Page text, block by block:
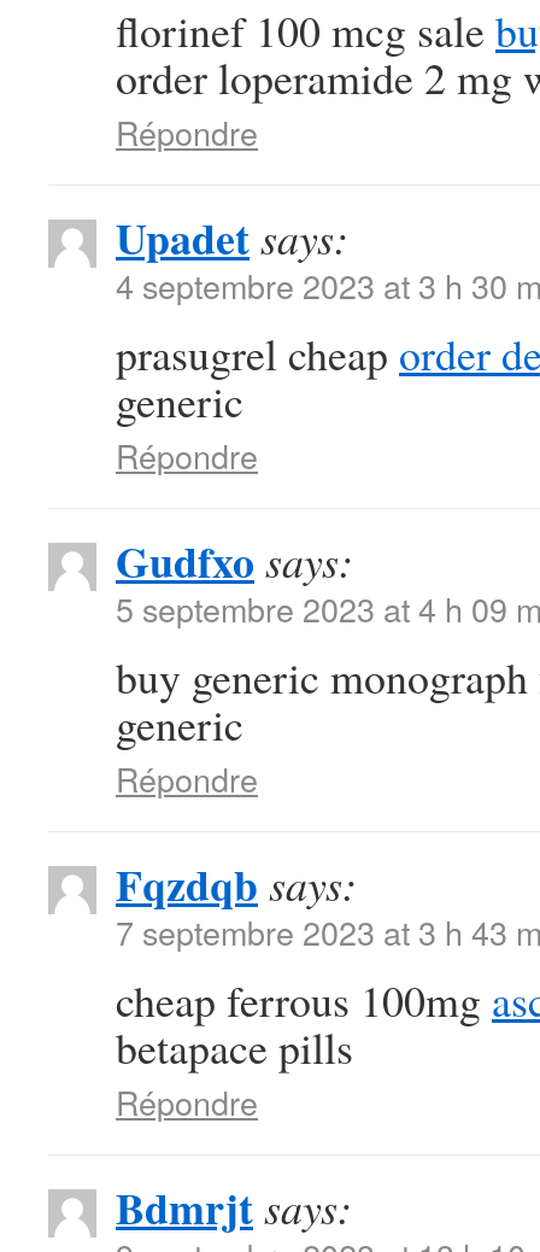
florinef 100 mcg sale
order loperamide 2 mg
Répondre
Upadetsays:
4 septembre 2023 at 3 h 30
prasugrel cheap order
generic
Répondre
Gudfxo says:
5 septembre 2023 at 4 h 09
buy generic
generic
Répondre
Fqzdqb says:
7 septembre 2023 at 3 h 43
cheap ferrous 100mg
betapace pills
Répondre
Bdmrjtsays: